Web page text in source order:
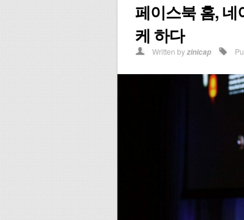
페이스북 홈,
케 하다
Written byzinicap